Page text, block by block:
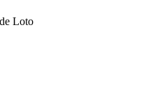
Loto